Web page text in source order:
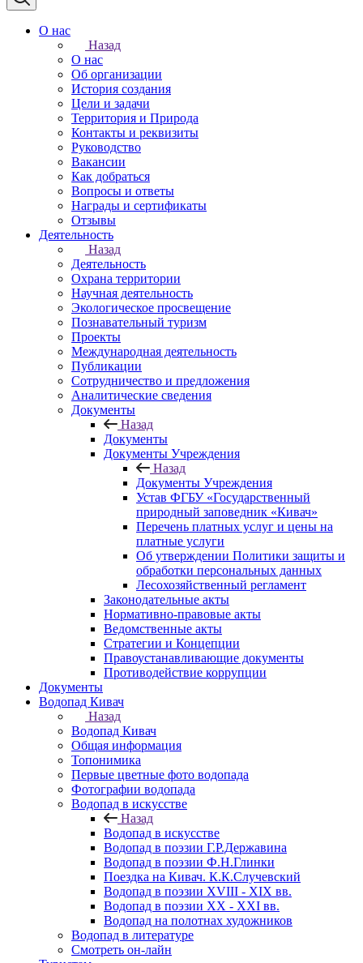
О нас
Назад
О нас
Об организации
История создания
Цели и задачи
Территория и Природа
Контакты и реквизиты
Руководство
Вакансии
Как добраться
Вопросы и ответы
Награды и сертификаты
Отзывы
Деятельность
Назад
Деятельность
Охрана территории
Научная деятельность
Экологическое просвещение
Познавательный туризм
Проекты
Международная деятельность
Публикации
Сотрудничество и предложения
Аналитические сведения
Документы
Назад
Документы
Документы Учреждения
Назад
Документы Учреждения
Устав ФГБУ «Государственный
природный заповедник «Кивач»
Перечень платных услуг и цены на
платные услуги
Об утверждении Политики защиты и
обработки персональных данных
Лесохозяйственный регламент
Законодательные акты
Нормативно-правовые акты
Ведомственные акты
Стратегии и Концепции
Правоустанавливающие документы
Противодействие коррупции
Документы
Водопад Кивач
Назад
Водопад Кивач
Общая информация
Топонимика
Первые цветные фото водопада
Фотографии водопада
Водопад в искусстве
Назад
Водопад в искусстве
Водопад в поэзии Г.Р.Державина
Водопад в поэзии Ф.Н.Глинки
Поездка на Кивач. К.К.Случевский
Водопад в поэзии XVIII - XIX вв.
Водопад в поэзии XX - XXI вв.
Водопад на полотнах художников
Водопад в литературе
Смотреть он-лайн